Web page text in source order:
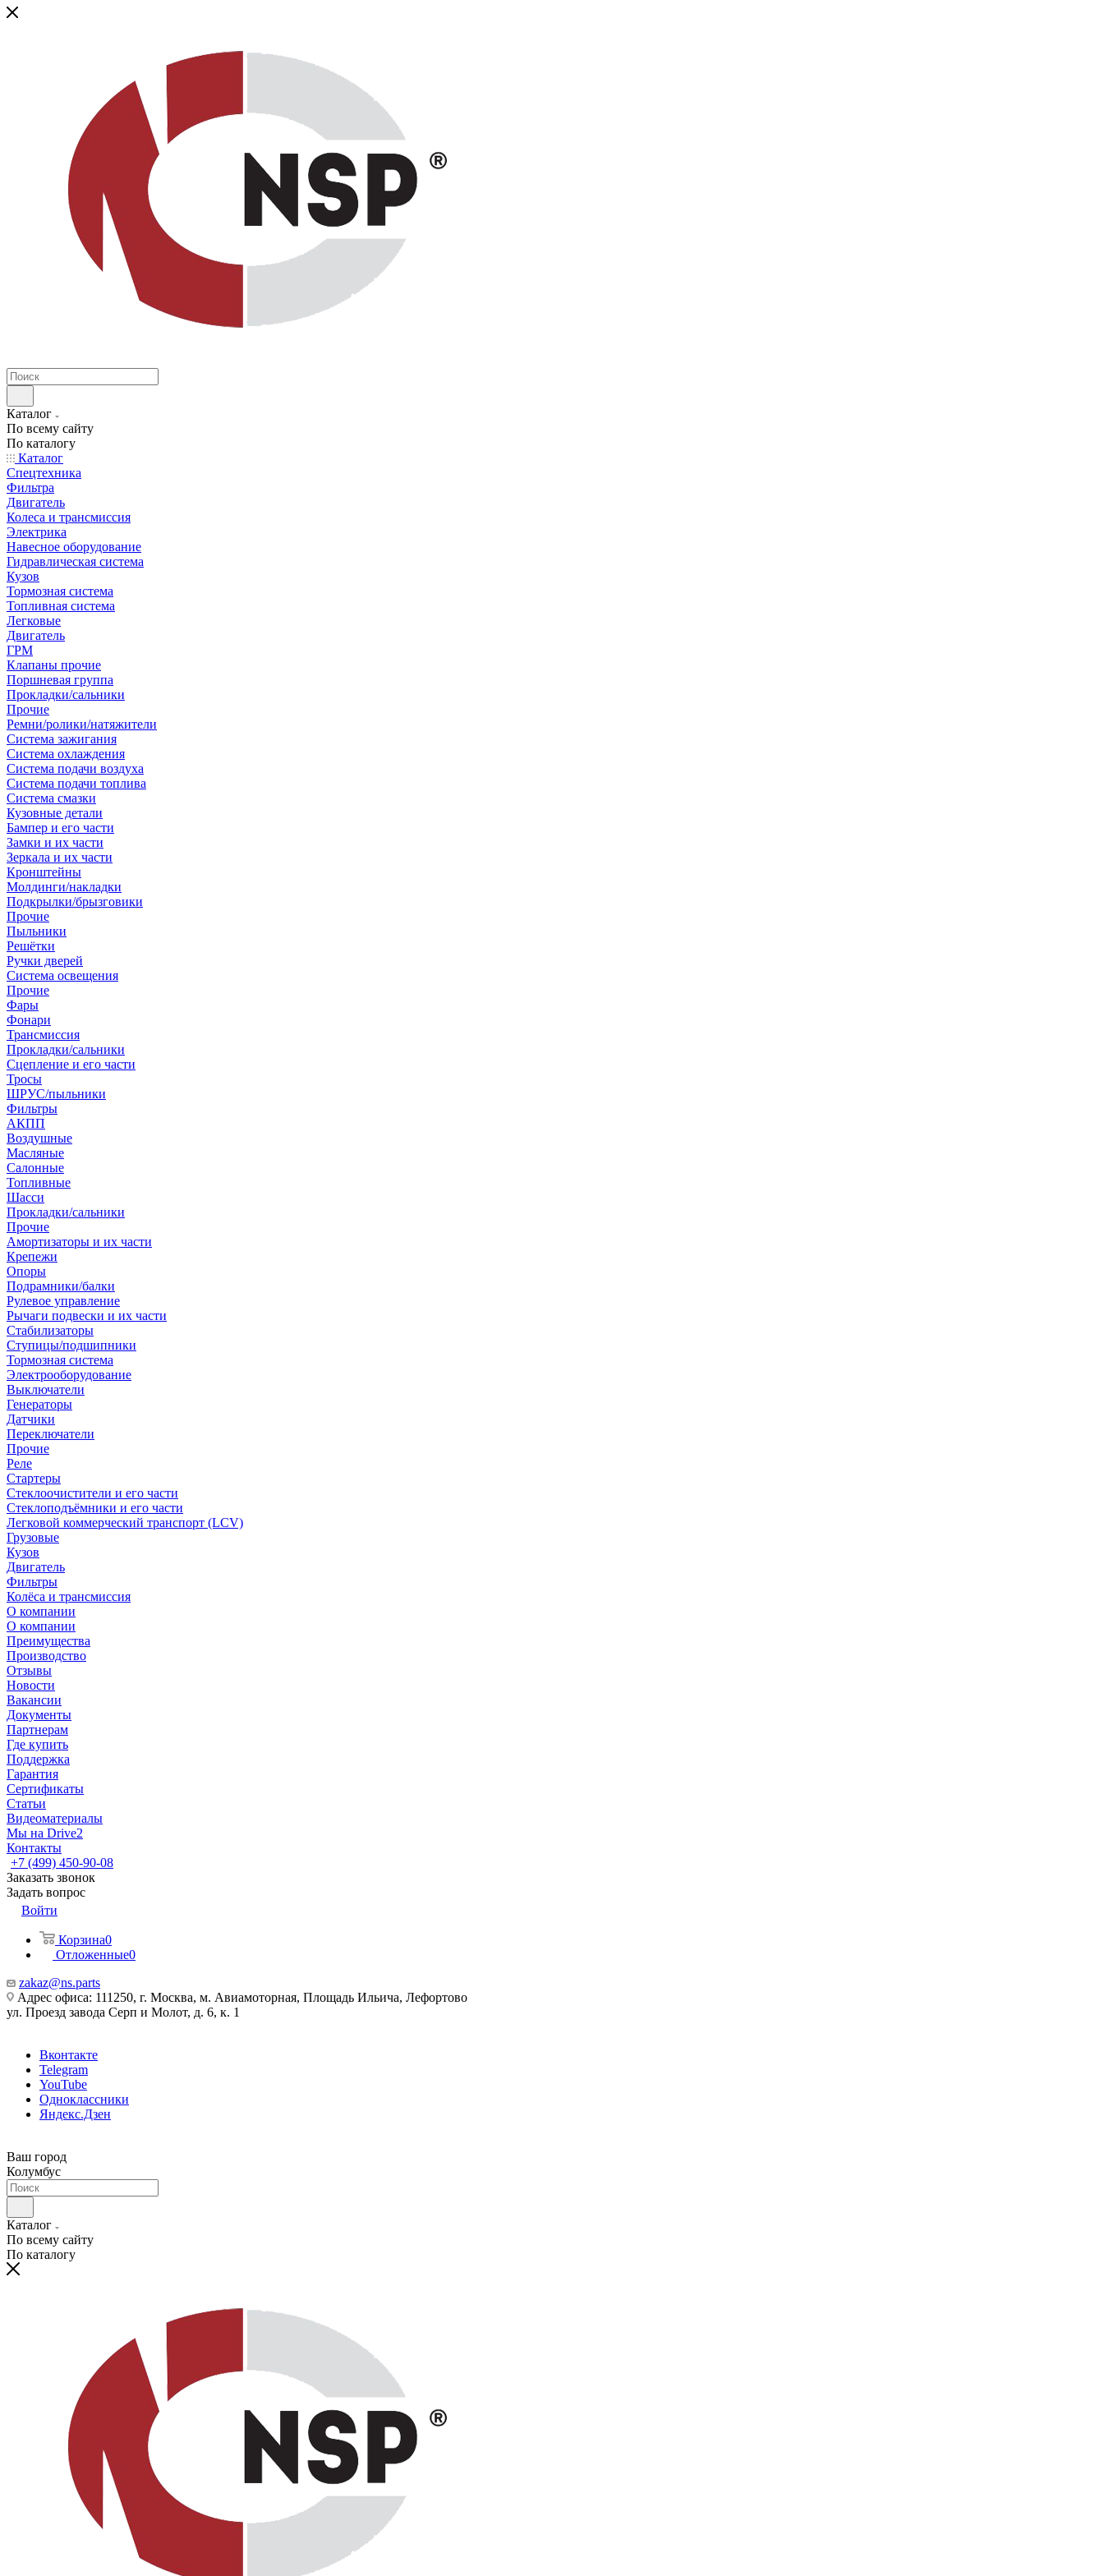
Каталог
По всему сайту
По каталогу
Каталог
Спецтехника
Фильтра
Двигатель
Колеса и трансмиссия
Электрика
Навесное оборудование
Гидравлическая система
Кузов
Тормозная система
Топливная система
Легковые
Двигатель
ГРМ
Клапаны прочие
Поршневая группа
Прокладки/сальники
Прочие
Ремни/ролики/натяжители
Система зажигания
Система охлаждения
Система подачи воздуха
Система подачи топлива
Система смазки
Кузовные детали
Бампер и его части
Замки и их части
Зеркала и их части
Кронштейны
Молдинги/накладки
Подкрылки/брызговики
Прочие
Пыльники
Решётки
Ручки дверей
Система освещения
Прочие
Фары
Фонари
Трансмиссия
Прокладки/сальники
Сцепление и его части
Тросы
ШРУС/пыльники
Фильтры
АКПП
Воздушные
Масляные
Салонные
Топливные
Шасси
Прокладки/сальники
Прочие
Амортизаторы и их части
Крепежи
Опоры
Подрамники/балки
Рулевое управление
Рычаги подвески и их части
Стабилизаторы
Ступицы/подшипники
Тормозная система
Электрооборудование
Выключатели
Генераторы
Датчики
Переключатели
Прочие
Реле
Стартеры
Стеклоочистители и его части
Стеклоподъёмники и его части
Легковой коммерческий транспорт (LCV)
Грузовые
Кузов
Двигатель
Фильтры
Колёса и трансмиссия
О компании
О компании
Преимущества
Производство
Отзывы
Новости
Вакансии
Документы
Партнерам
Где купить
Поддержка
Гарантия
Сертификаты
Статьи
Видеоматериалы
Мы на Drive2
Контакты
+7 (499) 450-90-08
Заказать звонок
Задать вопрос
Войти
Корзина0
Отложенные0
zakaz@ns.parts
Адрес офиса: 111250, г. Москва, м. Авиамоторная, Площадь Ильича, Лефортово
ул. Проезд завода Серп и Молот, д. 6, к. 1
Вконтакте
Telegram
YouTube
Одноклассники
Яндекс.Дзен
Ваш город
Колумбус
Каталог
По всему сайту
По каталогу